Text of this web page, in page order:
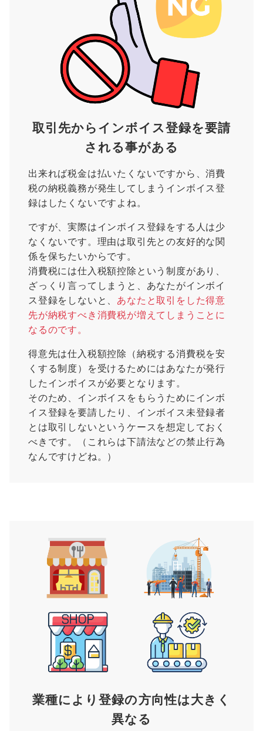
取引先からインボイス登録を要請
される事がある
出来れば税金は払いたくないですから、消費
税の納税義務が発生してしまうインボイス登
録はしたくないですよね。
ですが、実際はインボイス登録をする人は少
なくないです。理由は取引先との友好的な関
係を保ちたいからです。
消費税には仕入税額控除という制度があり、
ざっくり言ってしまうと、あなたがインボイ
ス登録をしないと、 あなたと取引をした得意
先が納税すべき消費税が増えてしまうことに
なるのです。
得意先は仕入税額控除（納税する消費税を安
くする制度）を受けるためにはあなたが発行
したインボイスが必要となります。
そのため、 インボイスをもらうためにインボ
イス登録を要請したり、インボイス未登録者
とは取引しないというケースを想定しておく
べきです。（これらは下請法などの禁止行為
なんですけどね。）
業種により登録の方向性は大きく
異なる